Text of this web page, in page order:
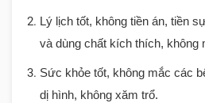
Lý lịch tốt, không tiền án, tiền
và dùng chất kích thích, không
Sức khỏe tốt, không mắc các
dị hình, không xăm trổ.